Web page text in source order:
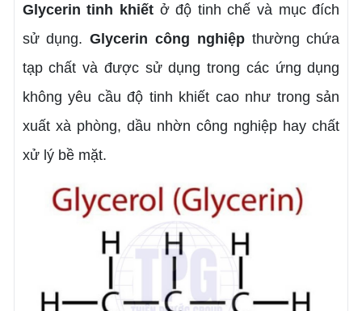
Glycerin tinh khiếtở độ tinh chế và mục đích
sử dụng.Glycerin công nghiệpthường chứa
tạp chất và được sử dụng trong các ứng dụng
không yêu cầu độ tinh khiết cao như trong sản
xuất xà phòng, dầu nhờn công nghiệp hay chất
xử lý bề mặt.